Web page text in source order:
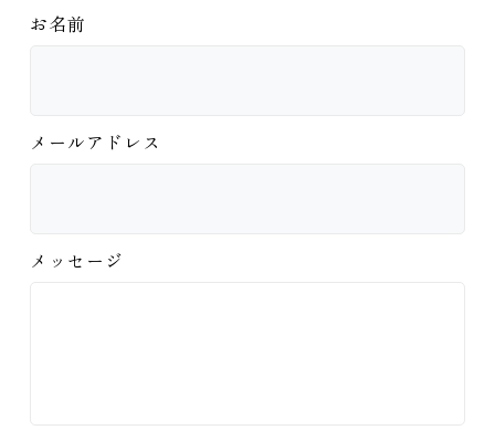
お名前
メールアドレス
メッセージ